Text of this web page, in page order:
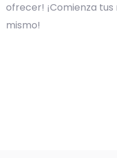
ofrecer! ¡Comienza
mismo!